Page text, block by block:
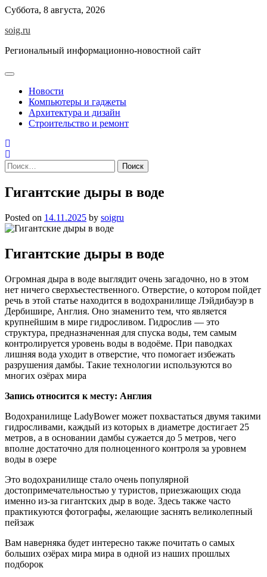
Skip
content
Суббота, 8 августа, 2026
soig.ru
Региональный информационно-новостной сайт
Новости
Компьютеры и гаджеты
Архитектура и дизайн
Строительство и ремонт
Найти:
Гигантские дыры в воде
Posted on 14.11.2025 by soigru
Гигантские дыры в воде
Огромная дыра в воде выглядит очень загадочно, но в этом
нет ничего сверхъестественного. Отверстие, о котором пойдет
речь в этой статье находится в водохранилище Лэйдибауэр в
Дербишире, Англия. Оно знаменито тем, что является
крупнейшим в мире гидросливом. Гидрослив — это
структура, предназначенная для спуска воды, тем самым
контролируется уровень воды в водоёме. При паводках
лишняя вода уходит в отверстие, что помогает избежать
разрушения дамбы. Такие технологии используются во
многих озёрах мира
Запись относится к месту: Англия
Водохранилище LadyBower может похвастаться двумя такими
гидросливами, каждый из которых в диаметре достигает 25
метров, а в основании дамбы сужается до 5 метров, чего
вполне достаточно для полноценного контроля за уровнем
воды в озере
Это водохранилище стало очень популярной
достопримечательностью у туристов, приезжающих сюда
именно из-за гигантских дыр в воде. Здесь также часто
практикуются фотографы, желающие заснять великолепный
пейзаж
Вам наверняка будет интересно также почитать о самых
больших озёрах мира мира в одной из наших прошлых
подборок